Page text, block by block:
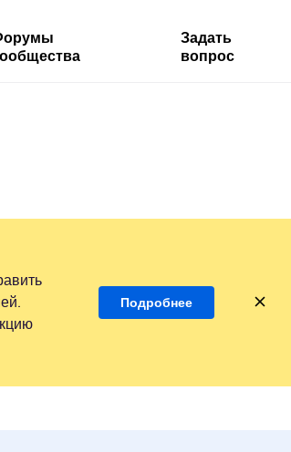
Задать
вопрос
Подробнее